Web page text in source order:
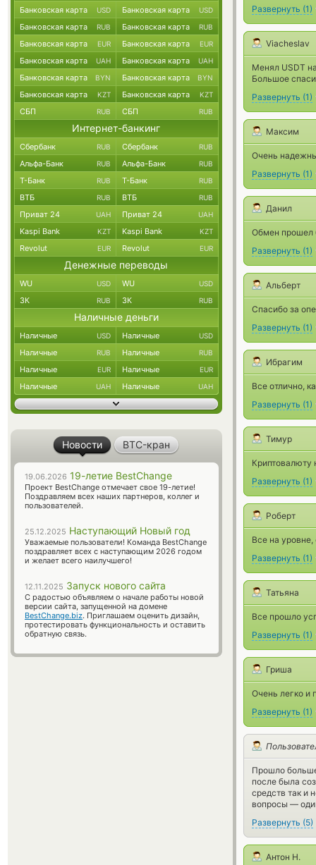
Развернуть (1)
Viacheslav
Менял USDT
Большое
Развернуть (1)
Максим
Очень
Развернуть (1)
Данил
Обмен прошел
Развернуть (1)
Альберт
Спасибо за
Развернуть (1)
Ибрагим
Все отлично,
Развернуть (1)
Тимур
Криптовалюту
Развернуть (1)
Роберт
Все на
Развернуть (1)
Татьяна
Все прошло
Развернуть (1)
Гриша
Очень легко и
Развернуть (1)
Прошло
после была
средств так и
вопросы —
Развернуть (5)
Антон Н.
Банковская карта USD Банковская карта USD
Банковская карта RUB Банковская карта RUB
Банковская карта EUR Банковская карта EUR
Банковская карта UAH Банковская карта UAH
Банковская карта BYN Банковская карта BYN
Банковская карта KZT Банковская карта KZT
СБП RUB СБП RUB
Интернет-банкинг
Сбербанк RUB Сбербанк RUB
Альфа-Банк RUB Альфа-Банк RUB
Т-Банк RUB Т-Банк RUB
ВТБ RUB ВТБ RUB
Приват 24 UAH Приват 24 UAH
Kaspi Bank KZT Kaspi Bank KZT
Revolut EUR Revolut EUR
Денежные переводы
WU USD WU USD
ЗК RUB ЗК RUB
Наличные деньги
Наличные USD Наличные USD
Наличные RUB Наличные RUB
Наличные EUR Наличные EUR
Наличные UAH Наличные UAH
Новости BTC-кран
19.06.2026 19-летие BestChange
Проект BestChange отмечает свое 19-летие!
Поздравляем всех наших партнеров, коллег и
пользователей.
25.12.2025 Наступающий Новый год
Уважаемые пользователи! Команда BestChange
поздравляет всех с наступающим 2026 годом
и желает всего наилучшего!
12.11.2025 Запуск нового сайта
С радостью объявляем о начале работы новой
версии сайта, запущенной на домене
BestChange.biz. Приглашаем оценить дизайн,
протестировать функциональность и оставить
обратную связь.